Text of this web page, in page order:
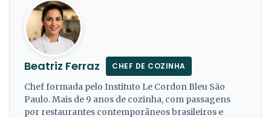
Beatriz Ferraz CHEF DE COZINHA
Chef formada pelo Instituto Le Cordon Bleu São
Paulo. Mais de 9 anos de cozinha, com passagens
por restaurantes contemporâneos brasileiros e